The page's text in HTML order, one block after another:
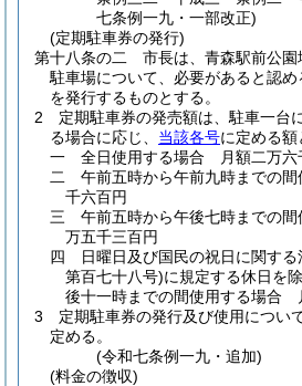
七条例一九・一部改正)
(定期駐車券の発行)
第十八条の二
市長は、青森駅前公
駐車場について、必要があると認
を発行するものとする。
2
定期駐車券の発売額は、駐車一台
る場合に応じ、 当該各号に定める額
一
全日使用する場合 月額二万六
二
午前五時から午前九時までの
千六百円
三
午前五時から午後七時までの
万五千三百円
四
日曜日及び国民の祝日に関する
第百七十八号)に規定する休日を
後十一時までの間使用する場合
3
定期駐車券の発行及び使用につい
定める。
(令和七条例一九・追加)
(料金の徴収)